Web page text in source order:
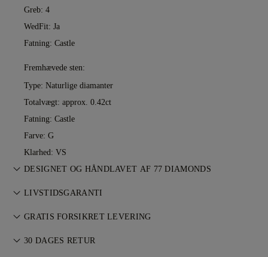
Greb: 4
WedFit: Ja
Fatning: Castle
Fremhævede sten:
Type: Naturlige diamanter
Totalvægt: approx. 0.42ct
Fatning: Castle
Farve: G
Klarhed: VS
DESIGNET OG HÅNDLAVET AF 77 DIAMONDS
Smykkekunst perfektioneret af 77 Diamonds — ét design ad
LIVSTIDSGARANTI
Ved køb hos 77 Diamonds får du livstidsgaranti mod
omkostninger. Sevilkår og betingelser
GRATIS FORSIKRET LEVERING
Al porto er gratis, uanset hvor du bor. Vi sender din vare
30 DAGES RETUR